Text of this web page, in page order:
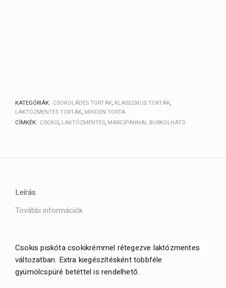
KATEGÓRIÁK: CSOKOLÁDÉS TORTÁK, KLASSZIKUS TORTÁK,
LAKTÓZMENTES TORTÁK, MINDEN TORTA
CÍMKÉK: CSOKIS, LAKTÓZMENTES, MARCIPÁNNAL BURKOLHATÓ
Leírás
További információk
Csokis piskóta csokikrémmel rétegezve laktózmentes
változatban. Extra kiegészítésként többféle
gyümölcspüré betéttel is rendelhető.